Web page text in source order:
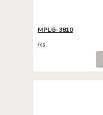
MPLG-3810
/ks